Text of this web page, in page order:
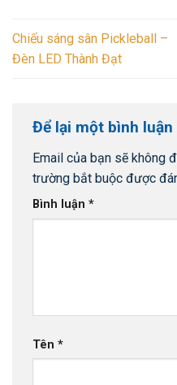
Chiếu sáng sân Pickleball –
Đèn LED Thành Đạt
Để lại một bình luận
Email của bạn sẽ không
trường bắt buộc được
Bình luận *
Tên *